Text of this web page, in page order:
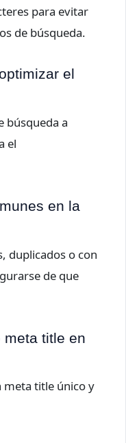
para evitar
de búsqueda.
el
búsqueda a
el
en la
duplicados o con
de que
title en
meta title único y